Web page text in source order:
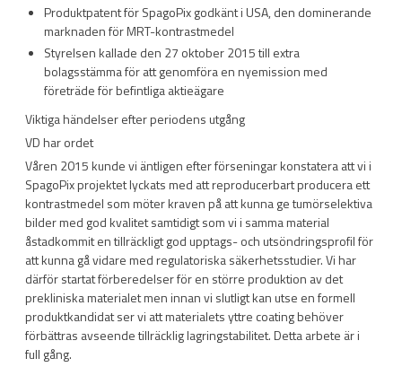
Produktpatent för SpagoPix godkänt i USA, den dominerande
marknaden för MRT-kontrastmedel
Styrelsen kallade den 27 oktober 2015 till extra
bolagsstämma för att genomföra en nyemission med
företräde för befintliga aktieägare
Viktiga händelser efter periodens utgång
VD har ordet
Våren 2015 kunde vi äntligen efter förseningar konstatera att vi i
SpagoPix projektet lyckats med att reproducerbart producera ett
kontrastmedel som möter kraven på att kunna ge tumörselektiva
bilder med god kvalitet samtidigt som vi i samma material
åstadkommit en tillräckligt god upptags- och utsöndringsprofil för
att kunna gå vidare med regulatoriska säkerhetsstudier. Vi har
därför startat förberedelser för en större produktion av det
prekliniska materialet men innan vi slutligt kan utse en formell
produktkandidat ser vi att materialets yttre coating behöver
förbättras avseende tillräcklig lagringstabilitet. Detta arbete är i
full gång.